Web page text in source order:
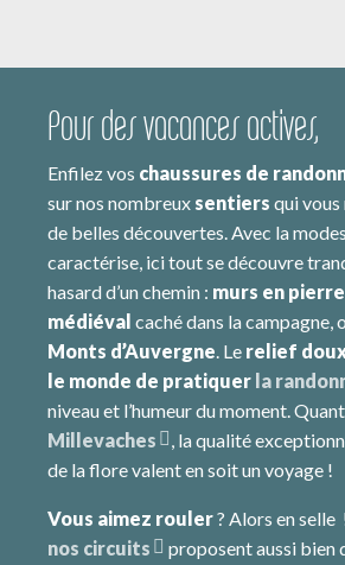
Pour des vacances actives,
Enfilez vos chaussures de
sur nos nombreux sentiers qui
de belles découvertes. Avec la
caractérise, ici tout se découvre
hasard d’un chemin : murs en pierre
médiéval caché dans la campagne,
Monts d’Auvergne. Le relief
le monde de pratiquer la
niveau et l’humeur du moment.
Millevaches
, la qualité
de la flore valent en soit un voyage !
Vous aimez rouler? Alors en selle
nos circuits
proposent aussi bien